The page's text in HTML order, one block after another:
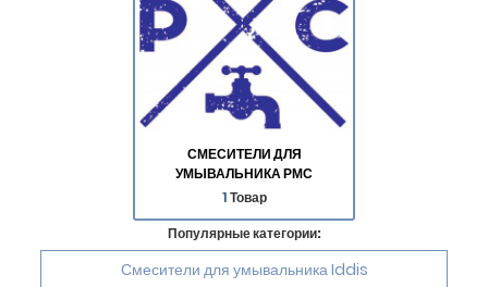
СМЕСИТЕЛИ ДЛЯ
УМЫВАЛЬНИКА РМС
1Товар
Популярные категории:
Смесители для умывальника Iddis